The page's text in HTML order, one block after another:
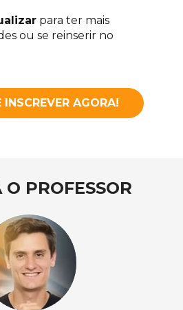
INSCREVER AGORA!
para ter mais
ou se reinserir no
O PROFESSOR